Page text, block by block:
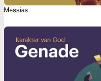
Messias